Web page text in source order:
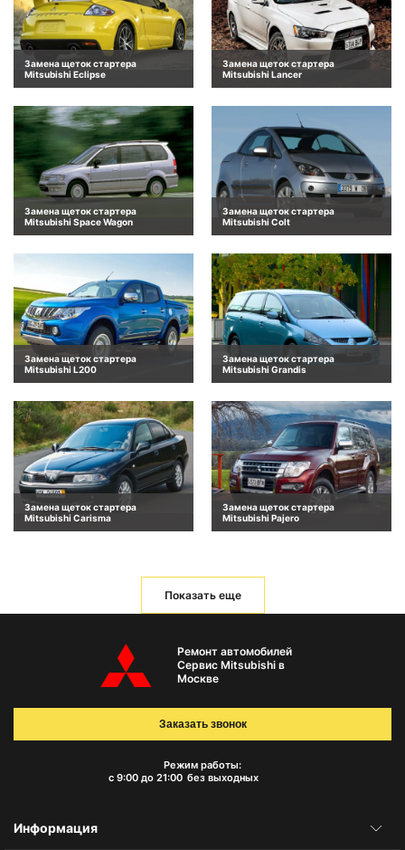
Замена щеток стартера
Mitsubishi Eclipse
Замена щеток стартера
Mitsubishi Lancer
Замена щеток стартера
Mitsubishi Space Wagon
Замена щеток стартера
Mitsubishi Colt
Замена щеток стартера
Mitsubishi L200
Замена щеток стартера
Mitsubishi Grandis
Замена щеток стартера
Mitsubishi Carisma
Замена щеток стартера
Mitsubishi Pajero
Показать еще
Ремонт автомобилей
Сервис Mitsubishi в
Москве
Режим работы:
с 9:00 до 21:00 без выходных
Заказать звонок
Информация